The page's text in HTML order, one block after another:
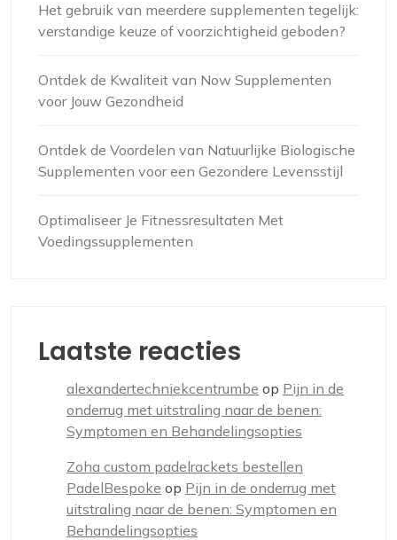
Het gebruik van meerdere supplementen tegelijk:
verstandige keuze of voorzichtigheid geboden?
Ontdek de Kwaliteit van Now Supplementen
voor Jouw Gezondheid
Ontdek de Voordelen van Natuurlijke Biologische
Supplementen voor een Gezondere Levensstijl
Optimaliseer Je Fitnessresultaten Met
Voedingssupplementen
Laatste reacties
alexandertechniekcentrumbe op Pijn in de
onderrug met uitstraling naar de benen:
Symptomen en Behandelingsopties
Zoha custom padelrackets bestellen
PadelBespoke op Pijn in de onderrug met
uitstraling naar de benen: Symptomen en
Behandelingsopties